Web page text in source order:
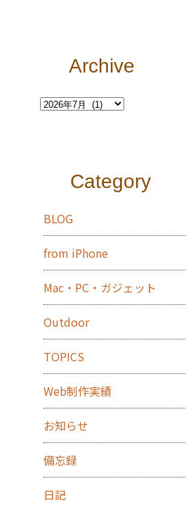
Archive
Category
BLOG
from iPhone
Mac・PC・ガジェット
Outdoor
TOPICS
Web制作実績
お知らせ
備忘録
日記